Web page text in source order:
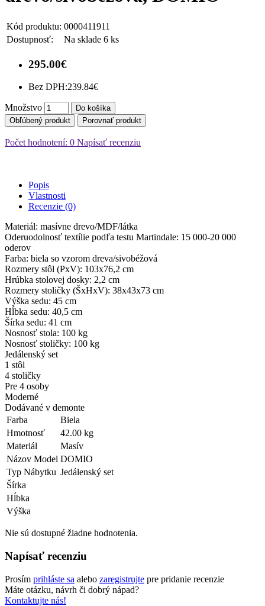
Kód produktu: 0000411911
Dostupnosť:
Na sklade 6 ks
295.00€
Bez DPH:239.84€
Množstvo
Do košíka
Obľúbený produkt
Porovnať produkt
Počet hodnotení: 0 Napísať recenziu
Popis
Vlastnosti
Recenzie (0)
Materiál: masívne drevo/MDF/látka
Oderuodolnosť textílie podľa testu Martindale: 15 000-20 000
oderov
Farba: biela so vzorom dreva/sivobéžová
Rozmery stôl (PxV): 103x76,2 cm
Hrúbka stolovej dosky: 2,2 cm
Rozmery stoličky (ŠxHxV): 38x43x73 cm
Výška sedu: 45 cm
Hĺbka sedu: 40,5 cm
Šírka sedu: 41 cm
Nosnosť stola: 100 kg
Nosnosť stoličky: 100 kg
Jedálenský set
1 stôl
4 stoličky
Pre 4 osoby
Moderné
Dodávané v demonte
Farba
Biela
Hmotnosť
42.00 kg
Materiál
Masív
Názov Model DOMIO
Typ Nábytku Jedálenský set
Šírka
Hĺbka
Výška
Nie sú dostupné žiadne hodnotenia.
Napísať recenziu
Prosím prihláste sa alebo zaregistrujte pre pridanie recenzie
Máte otázku, návrh či dobrý nápad?
Kontaktujte nás!